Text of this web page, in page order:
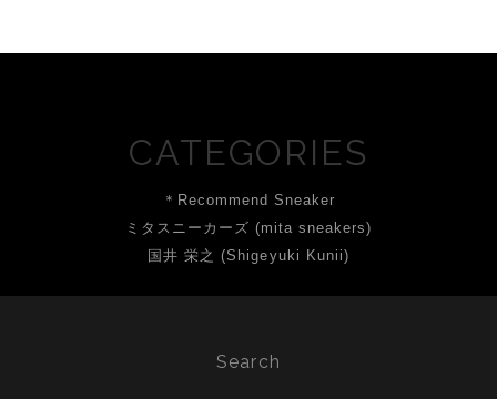
CATEGORIES
＊Recommend Sneaker
ミタスニーカーズ (mita sneakers)
国井 栄之 (Shigeyuki Kunii)
Search